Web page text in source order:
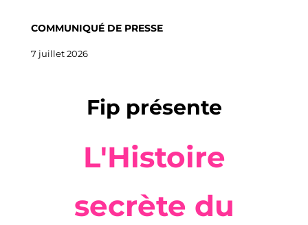
COMMUNIQUÉ DE PRESSE
7 juillet 2026
Fip présente
L'Histoire
secrète du